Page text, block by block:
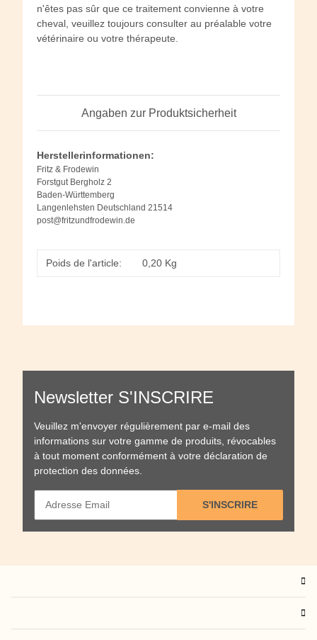
n'êtes pas sûr que ce traitement convienne à votre
cheval, veuillez toujours consulter au préalable votre
vétérinaire ou votre thérapeute.
Angaben zur Produktsicherheit
Herstellerinformationen:
Fritz & Frodewin
Forstgut Bergholz 2
Baden-Württemberg
Langenlehsten Deutschland 21514
post@fritzundfrodewin.de
Poids de l'article: 0,20 Kg
Newsletter S'INSCRIRE
Veuillez m'envoyer régulièrement par e-mail des
informations sur votre gamme de produits, révocables
à tout moment conformément à votre déclaration de
protection des données
S'INSCRIRE